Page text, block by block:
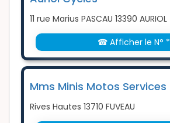
11 rue Marius PASCAU 13390 AURIOL
☎ Afficher le N° *
Mms Minis Motos Services
Rives Hautes 13710 FUVEAU